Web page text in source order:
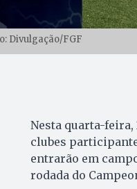
Divulgação/FGF
Nesta quarta-feira,
clubes
entrarão em
rodada do